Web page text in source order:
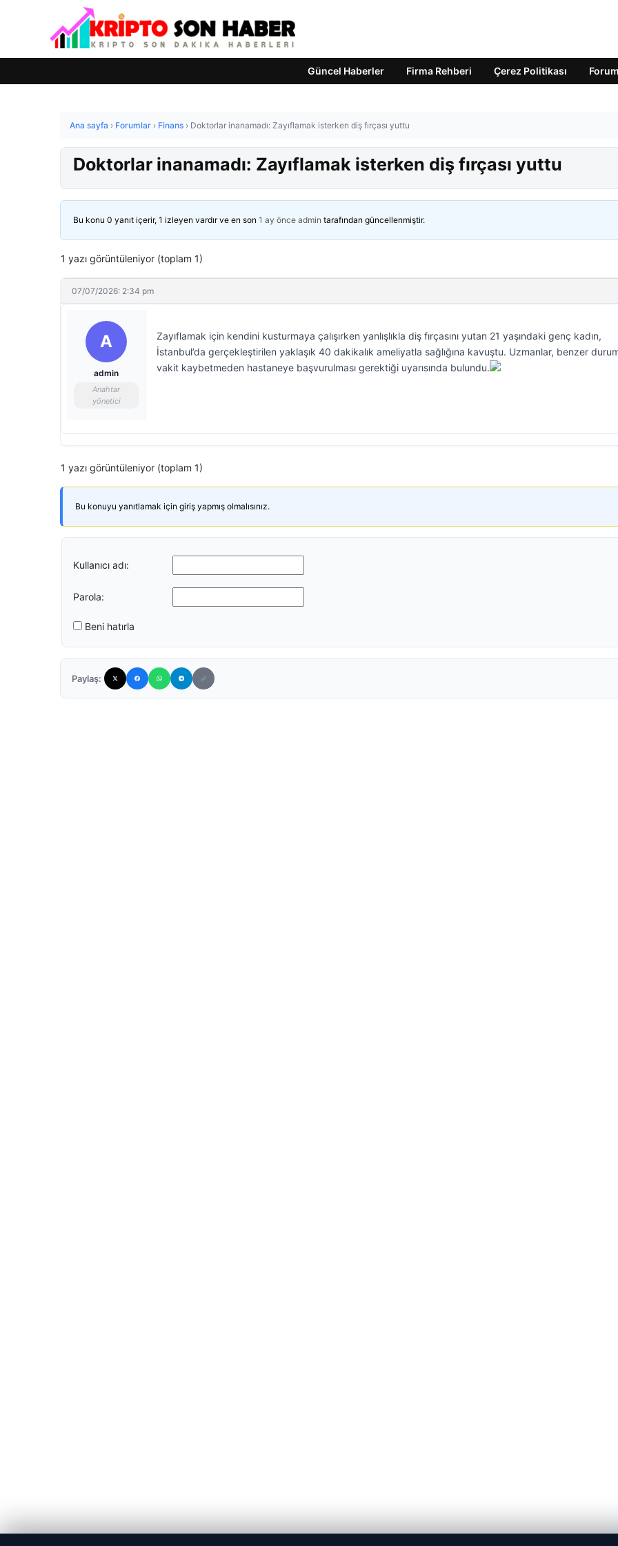
Güncel Haberler Firma Rehberi Çerez Politikası Forum
Ana sayfa › Forumlar › Finans › Doktorlar inanamadı: Zayıflamak isterken diş fırçası yuttu
Doktorlar inanamadı: Zayıflamak isterken diş fırçası yuttu
Bu konu 0 yanıt içerir, 1 izleyen vardır ve en son 1 ay önce admin tarafından güncellenmiştir.
1 yazı görüntüleniyor (toplam 1)
07/07/2026: 2:34 pm
A
admin
Anahtar
yönetici
Zayıflamak için kendini kusturmaya çalışırken yanlışlıkla diş fırçasını yutan 21 yaşındaki genç kadın,
İstanbul’da gerçekleştirilen yaklaşık 40 dakikalık ameliyatla sağlığına kavuştu. Uzmanlar, benzer
vakit kaybetmeden hastaneye başvurulması gerektiği uyarısında bulundu.
1 yazı görüntüleniyor (toplam 1)
Bu konuyu yanıtlamak için giriş yapmış olmalısınız.
Kullanıcı adı:
Parola:
Beni hatırla
Paylaş: